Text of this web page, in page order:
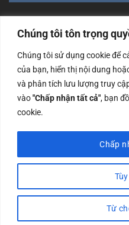
Chúng tôi tôn trọng
Chúng tôi sử dụng cookie để
của bạn, hiển thị nội dung
và phân tích lưu lượng truy
vào"Chấp nhận tất cả", bạn
cookie.
Từ
Chấp
Công ty TNHH Nam Bình
cấp ngày 14/06/2019 bởi
Nội
Copyrights @2023 Nam